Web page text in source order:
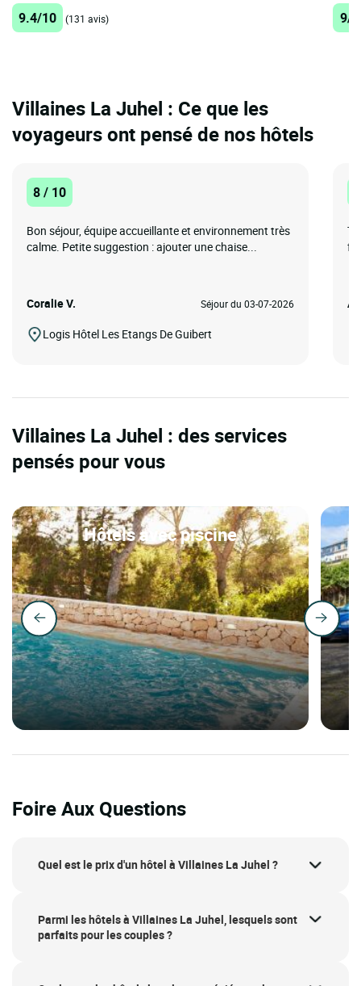
9.4/10 (131 avis) 9/
Villaines La Juhel : Ce que les
voyageurs ont pensé de nos hôtels
8 / 10
Bon séjour, équipe accueillante et environnement très
calme. Petite suggestion : ajouter une chaise...
Coralie V. Séjour du 03-07-2026
Logis Hôtel Les Etangs De Guibert
Villaines La Juhel : des services
pensés pour vous
Hôtels avec piscine
Foire Aux Questions
Quel est le prix d'un hôtel à Villaines La Juhel ?
Parmi les hôtels à Villaines La Juhel, lesquels sont
parfaits pour les couples ?